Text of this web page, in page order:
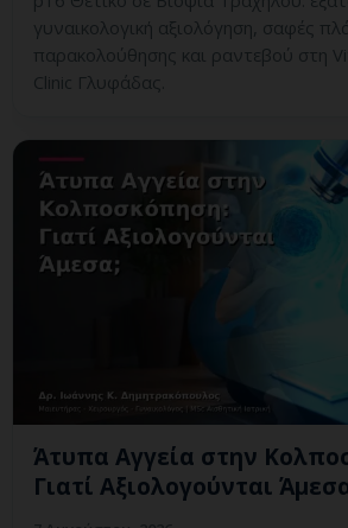
γυναικολογική αξιολόγηση, σαφές
παρακολούθησης και ραντεβού στη
Clinic Γλυφάδας.
Άτυπα Αγγεία στην
Γιατί Αξιολογούνται